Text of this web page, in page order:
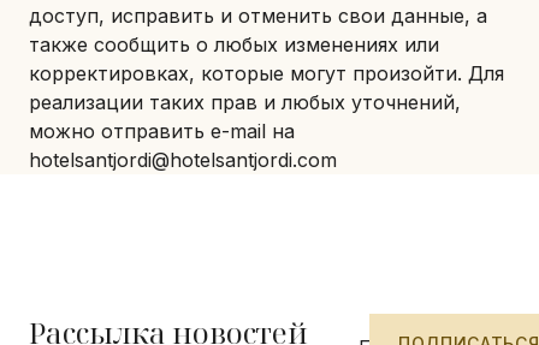
доступ, исправить и отменить свои данные, а
также сообщить о любых изменениях или
корректировках, которые могут произойти. Для
реализации таких прав и любых уточнений,
можно отправить e-mail на
hotelsantjordi@hotelsantjordi.com
Рассылка новостей